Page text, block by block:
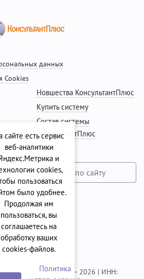
данных
Cookies
Новшества КонсультантПлюс
Купить систему
Состав системы
КонсультантПлюс
Сервис
99
00
"Информ-Групп" — 2026 | ИНН:
сайте есть сервис
веб-аналитики
и
cookies,
пользоваться
было удобнее.
Продолжая им
пользоваться, вы
соглашаетесь на
обработку ваших
cookies‑файлов.
Политика